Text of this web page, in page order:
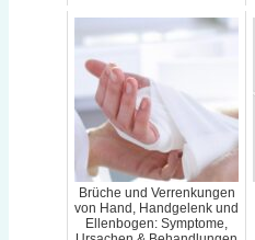
Brüche und Verrenkungen
von Hand, Handgelenk und
Ellenbogen: Symptome,